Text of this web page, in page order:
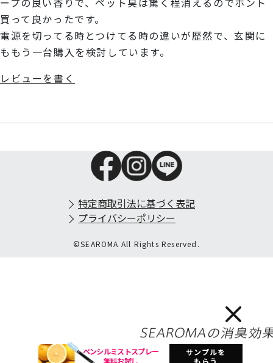
買って良かったです。
電源を切ってる時とつけてる時の違いが歴然で、玄関に
ももう一台購入を検討しています。
レビューを書く
特定商取引法に基づく表記
プライバシーポリシー
©SEAROMA All Rights Reserved.
ペンシルミストスプレー
無料お試し
サンプルを
もらう